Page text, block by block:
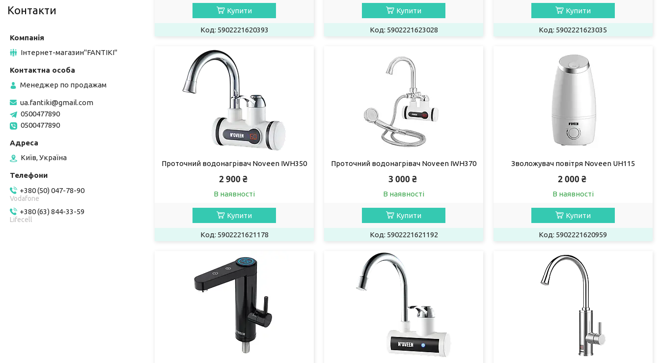
Купити
5902221620393
Купити
5902221623028
Купити
5902221623035
Проточний водонагрівач Noveen IWH350
2 900 ₴
В наявності
Купити
5902221621178
Проточний водонагрівач Noveen IWH370
3 000 ₴
В наявності
Купити
5902221621192
Зволожувач повітря Noveen UH115
2 000 ₴
В наявності
Купити
5902221620959
Контакти
Інтернет-магазин"FANTIKI"
Менеджер по продажам
ua.fantiki@gmail.com
0500477890
0500477890
Київ, Україна
+380 (50) 047-78-90
Vodafone
+380 (63) 844-33-59
Lifecell